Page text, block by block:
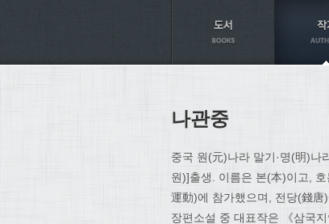
나관중
중국 원(元)나라 말기·명(明)나
원)]출생. 이름은 본(本)이고,
運動)에 참가했으며, 전당(錢
장편소설 중 대표작은 《삼국